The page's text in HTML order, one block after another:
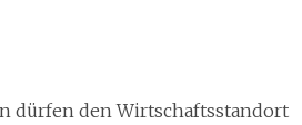
dürfen den Wirtschaftsstandort